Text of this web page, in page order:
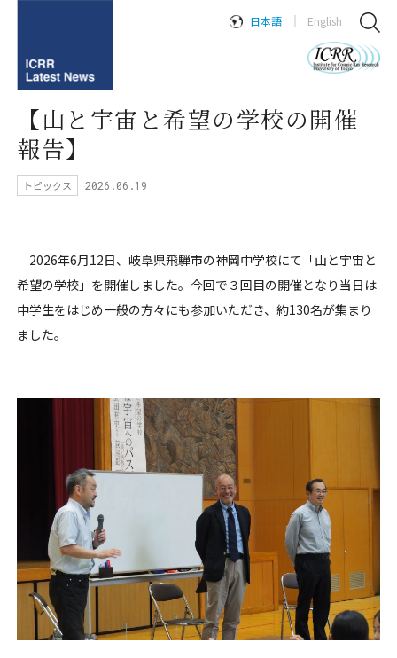
日本語 English
【山と宇宙と希望の学校の開催
報告】
トピックス 2026.06.19
2026年6月12日、岐阜県飛騨市の神岡中学校にて「山と宇宙と
希望の学校」を開催しました。今回で３回目の開催となり当日は
中学生をはじめ一般の方々にも参加いただき、約130名が集まり
ました。